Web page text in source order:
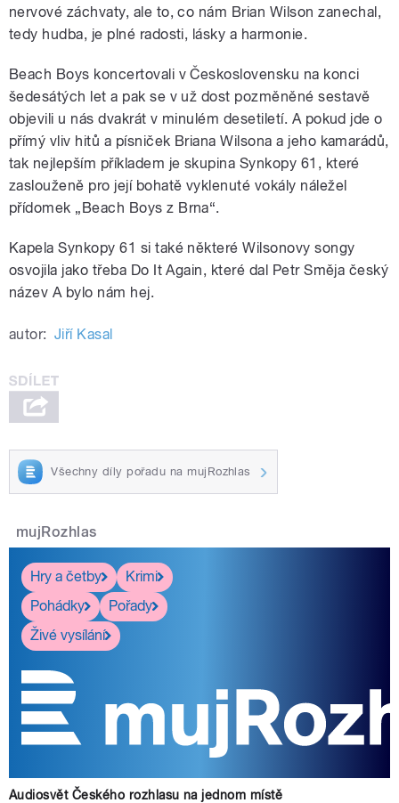
nervové záchvaty, ale to, co nám Brian Wilson zanechal,
tedy hudba, je plné radosti, lásky a harmonie.
Beach Boys koncertovali v Československu na konci
šedesátých let a pak se v už dost pozměněné sestavě
objevili u nás dvakrát v minulém desetiletí. A pokud jde o
přímý vliv hitů a písniček Briana Wilsona a jeho kamarádů,
tak nejlepším příkladem je skupina Synkopy 61, které
zaslouženě pro její bohatě vyklenuté vokály náležel
přídomek „Beach Boys z Brna“.
Kapela Synkopy 61 si také některé Wilsonovy songy
osvojila jako třeba Do It Again, které dal Petr Směja český
název A bylo nám hej.
autor: Jiří Kasal
Všechny díly pořadu na mujRozhlas
mujRozhlas
Hry a četby
Krimi
Pohádky
Pořady
Živé vysílání
Audiosvět Českého rozhlasu na jednom místě